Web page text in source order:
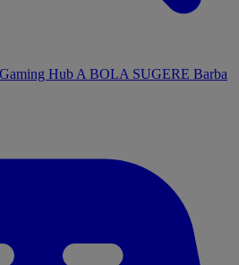
Hub A BOLA SUGERE Barba